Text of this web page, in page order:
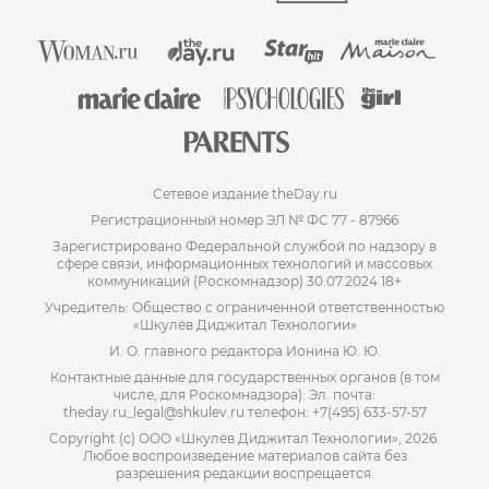
Сетевое издание theDay.ru
Регистрационный номер ЭЛ № ФС 77 - 87966
Зарегистрировано Федеральной службой по надзору в
сфере связи, информационных технологий и массовых
коммуникаций (Роскомнадзор) 30.07.2024 18+
Учредитель: Общество с ограниченной ответственностью
«Шкулёв Диджитал Технологии»
И. О. главного редактора Ионина Ю. Ю.
Контактные данные для государственных органов (в том
числе, для Роскомнадзора): Эл. почта:
theday.ru_legal@shkulev.ru телефон: +7(495) 633-57-57
Copyright (с) ООО «Шкулёв Диджитал Технологии», 2026.
Любое воспроизведение материалов сайта без
разрешения редакции воспрещается.